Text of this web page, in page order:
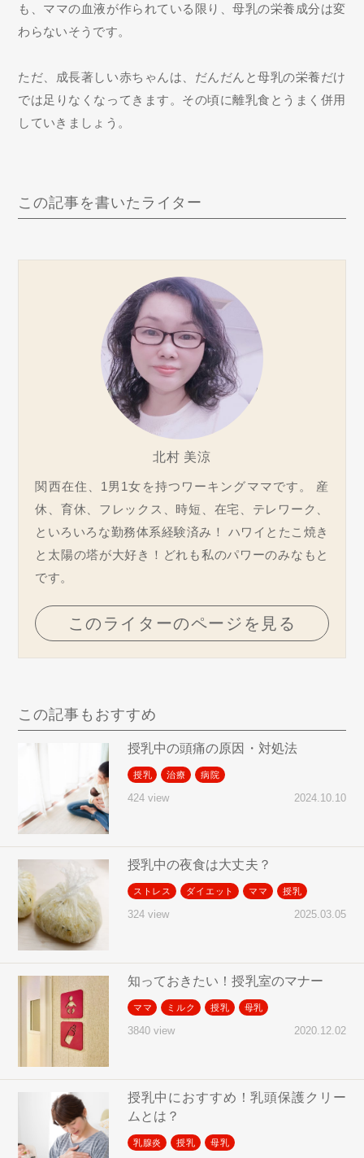
も、ママの血液が作られている限り、母乳の栄養成分は変
わらないそうです。
ただ、成長著しい赤ちゃんは、だんだんと母乳の栄養だけ
では足りなくなってきます。その頃に離乳食とうまく併用
していきましょう。
この記事を書いたライター
北村 美涼
関西在住、1男1女を持つワーキングママです。 産
休、育休、フレックス、時短、在宅、テレワーク、
といろいろな勤務体系経験済み！ ハワイとたこ焼き
と太陽の塔が大好き！どれも私のパワーのみなもと
です。
このライターのページを見る
この記事もおすすめ
授乳中の頭痛の原因・対処法
授乳 治療 病院
424 view 2024.10.10
授乳中の夜食は大丈夫？
ストレス ダイエット ママ 授乳
324 view 2025.03.05
知っておきたい！授乳室のマナー
ママ ミルク 授乳 母乳
3840 view 2020.12.02
授乳中におすすめ！乳頭保護クリー
ムとは？
乳腺炎 授乳 母乳